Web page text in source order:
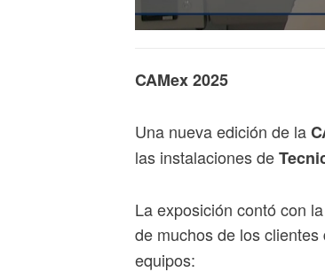
CAMex 2025
Una nueva edición de la
las instalaciones de
La exposición contó con
de muchos de los clientes
equipos: